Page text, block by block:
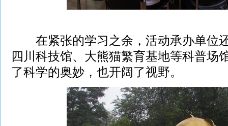
在紧张的学习之余，活动承办单位
四川科技馆、大熊猫繁育基地等科普场
了科学的奥妙，也开阔了视野。